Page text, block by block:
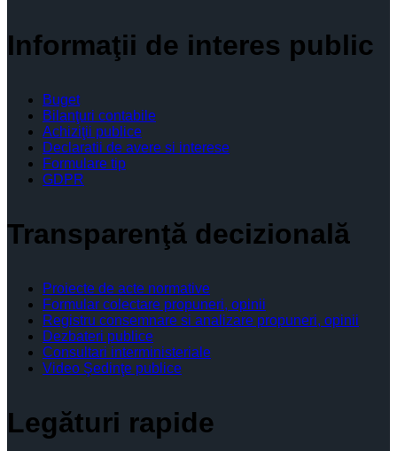
Informaţii de interes public
Buget
Bilanţuri contabile
Achiziţii publice
Declaratii de avere si interese
Formulare tip
GDPR
Transparenţă decizională
Proiecte de acte normative
Formular colectare propuneri, opinii
Registru consemnare si analizare propuneri, opinii
Dezbateri publice
Consultari interministeriale
Video Şedinţe publice
Legături rapide